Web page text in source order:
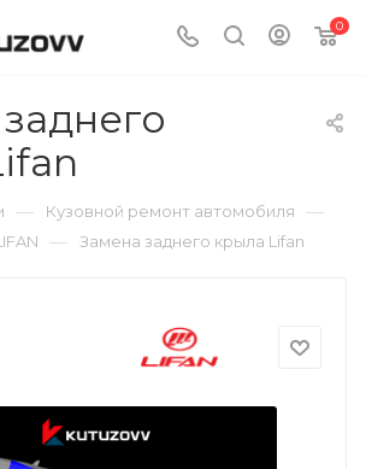
0
— Кузовной ремонт автомобиля —
— Замена заднего крыла Lifan